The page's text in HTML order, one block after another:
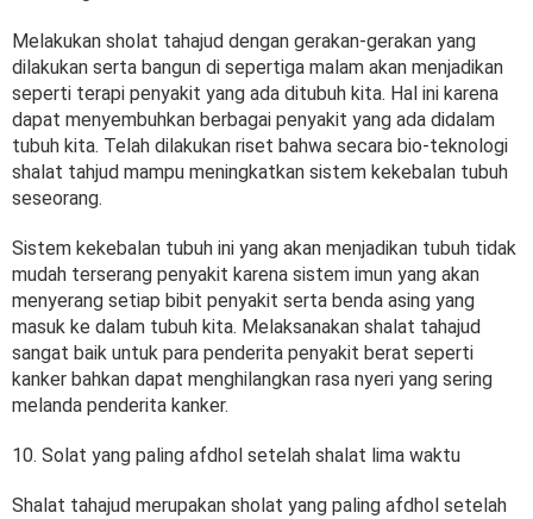
Melakukan sholat tahajud dengan gerakan-gerakan yang
dilakukan serta bangun di sepertiga malam akan menjadikan
seperti terapi penyakit yang ada ditubuh kita. Hal ini karena
dapat menyembuhkan berbagai penyakit yang ada didalam
tubuh kita. Telah dilakukan riset bahwa secara bio-teknologi
shalat tahjud mampu meningkatkan sistem kekebalan tubuh
seseorang.
Sistem kekebalan tubuh ini yang akan menjadikan tubuh tidak
mudah terserang penyakit karena sistem imun yang akan
menyerang setiap bibit penyakit serta benda asing yang
masuk ke dalam tubuh kita. Melaksanakan shalat tahajud
sangat baik untuk para penderita penyakit berat seperti
kanker bahkan dapat menghilangkan rasa nyeri yang sering
melanda penderita kanker.
10. Solat yang paling afdhol setelah shalat lima waktu
Shalat tahajud merupakan sholat yang paling afdhol setelah